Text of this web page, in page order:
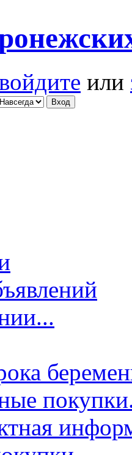
или